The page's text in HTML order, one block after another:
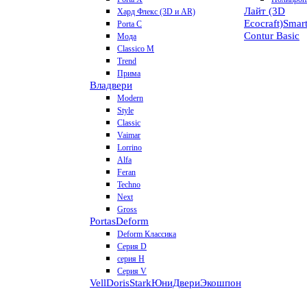
Хард Флекс (3D и AR)
Porta C
Мода
Classico M
Trend
Прима
Владвери
Modern
Style
Classic
Vaimar
Lorrino
Alfa
Feran
Techno
Next
Gross
PortasDeform
Deform Классика
Серия D
серия H
Серия V
VellDorisStarkЮниДвериЭкошпон
Лайт (3D
Ecocraft)Smart
Contur Basic